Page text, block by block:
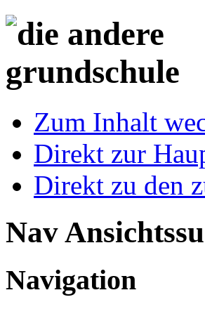
Zum Inhalt
Direkt zur
Direkt zu den
Nav
Navigation